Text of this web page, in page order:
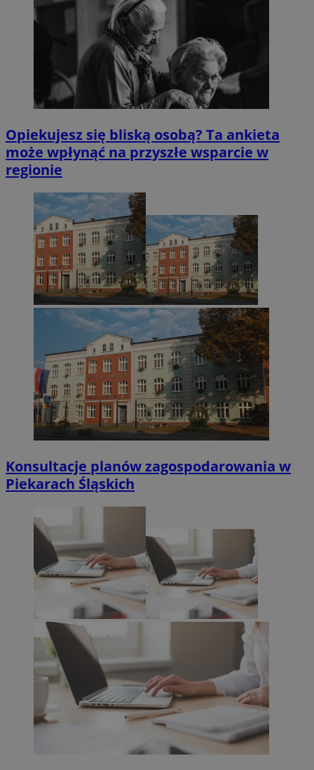
Opiekujesz się bliską osobą? Ta ankieta
może wpłynąć na przyszłe wsparcie w
regionie
Konsultacje planów zagospodarowania w
Piekarach Śląskich